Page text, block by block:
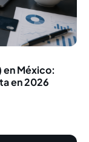
en México:
en 2026